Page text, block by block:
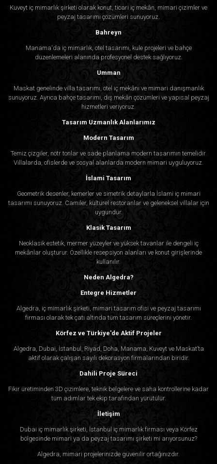
Kuveyt iç mimarlık şirketi olarak konut, ticari iç mekân, mimari çizimler ve
peyzaj tasarımı çözümleri sunuyoruz.
Bahreyn
Manama'da iç mimarlık, otel tasarımı, kule projeleri ve bahçe
düzenlemeleri alanında profesyonel destek sağlıyoruz.
Umman
Maskat genelinde villa tasarımı, otel iç mekânı ve mimari danışmanlık
sunuyoruz. Ayrıca bahçe tasarımı, dış mekân çözümleri ve yapısal peyzaj
hizmetleri veriyoruz.
Tasarım Uzmanlık Alanlarımız
Modern Tasarım
Temiz çizgiler, nötr tonlar ve sade planlama modern tasarımın temelidir.
Villalarda, ofislerde ve sosyal alanlarda modern mimari uyguluyoruz.
İslami Tasarım
Geometrik desenler, kemerler ve simetrik detaylarla İslami iç mimari
tasarımı sunuyoruz. Camiler, kültürel restoranlar ve geleneksel villalar için
uygundur.
Klasik Tasarım
Neoklasik estetik, mermer yüzeyler ve yüksek tavanlar ile dengeli iç
mekânlar oluşturur. Özellikle resepsiyon alanları ve konut girişlerinde
kullanılır.
Neden Algedra?
Entegre Hizmetler
Algedra, iç mimarlık şirketi, mimari tasarım ofisi ve peyzaj tasarımı
firması olarak tek çatı altında tüm tasarım süreçlerini yönetir.
Körfez ve Türkiye'de Aktif Projeler
Algedra, Dubai, İstanbul, Riyad, Doha, Manama, Kuveyt ve Maskat’ta
aktif olarak çalışan sayılı dekorasyon firmalarından biridir.
Dahili Proje Süreci
Fikir üretiminden 3D çizimlere, teknik belgelere ve saha kontrollerine kadar
tüm adımlar tek ekip tarafından yürütülür.
İletişim
Dubai iç mimarlık şirketi, İstanbul iç mimarlık firması veya Körfez
bölgesinde mimari ya da peyzaj tasarımı şirketi mi arıyorsunuz?
Algedra, mimari projelerinizde güvenilir ortağınızdır.